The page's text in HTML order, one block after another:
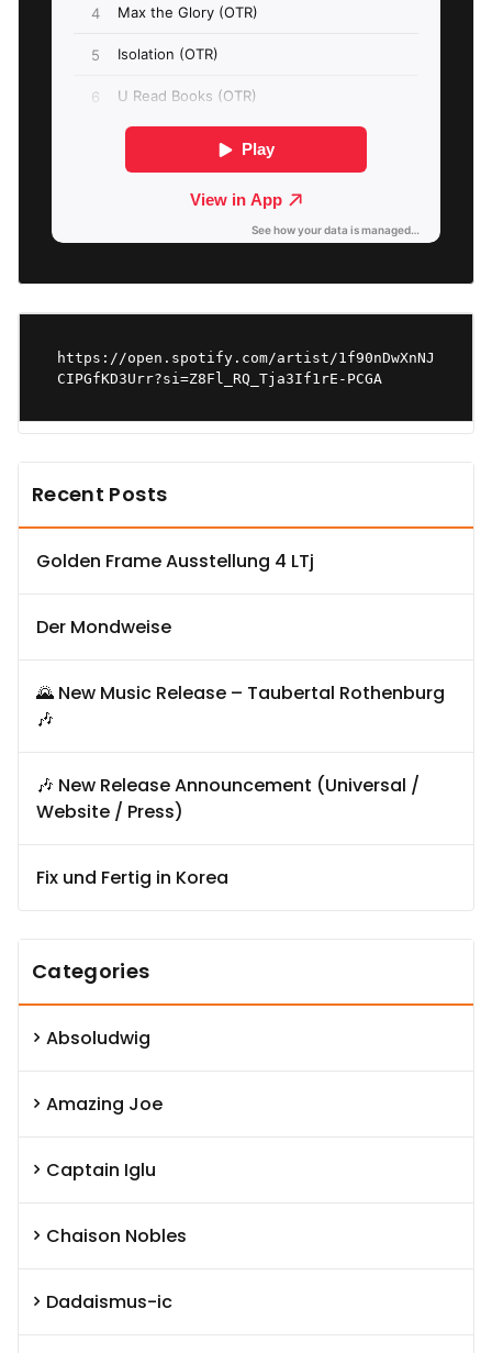
https://open.spotify.com/artist/1f90nDwXnNJ
CIPGfKD3Urr?si=Z8Fl_RQ_Tja3If1rE-PCGA
Recent Posts
Golden Frame Ausstellung 4 LTj
Der Mondweise
🌄 New Music Release – Taubertal Rothenburg
🎶
🎶 New Release Announcement (Universal /
Website / Press)
Fix und Fertig in Korea
Categories
Absoludwig
Amazing Joe
Captain Iglu
Chaison Nobles
Dadaismus-ic